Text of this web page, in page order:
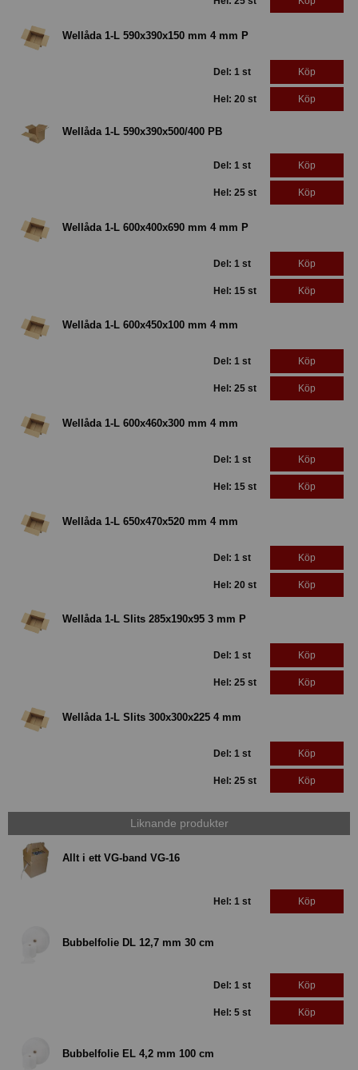
Wellåda 1-L 590x390x150 mm 4 mm P
Del: 1 st Köp
Hel: 20 st Köp
Wellåda 1-L 590x390x500/400 PB
Del: 1 st Köp
Hel: 25 st Köp
Wellåda 1-L 600x400x690 mm 4 mm P
Del: 1 st Köp
Hel: 15 st Köp
Wellåda 1-L 600x450x100 mm 4 mm
Del: 1 st Köp
Hel: 25 st Köp
Wellåda 1-L 600x460x300 mm 4 mm
Del: 1 st Köp
Hel: 15 st Köp
Wellåda 1-L 650x470x520 mm 4 mm
Del: 1 st Köp
Hel: 20 st Köp
Wellåda 1-L Slits 285x190x95 3 mm P
Del: 1 st Köp
Hel: 25 st Köp
Wellåda 1-L Slits 300x300x225 4 mm
Del: 1 st Köp
Hel: 25 st Köp
Liknande produkter
Allt i ett VG-band VG-16
Hel: 1 st Köp
Bubbelfolie DL 12,7 mm 30 cm
Del: 1 st Köp
Hel: 5 st Köp
Bubbelfolie EL 4,2 mm 100 cm